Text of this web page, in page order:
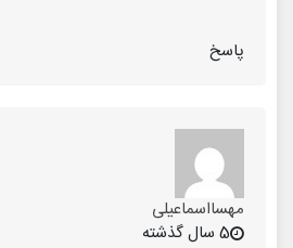
پاسخ
مهسااسماعیلی
5 سال گذشته